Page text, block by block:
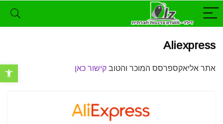
פתח
Aliexpress
אתר אליאקספרסס המוכר והטוב קישור כאן